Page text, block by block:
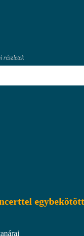
részletek
egybekötött